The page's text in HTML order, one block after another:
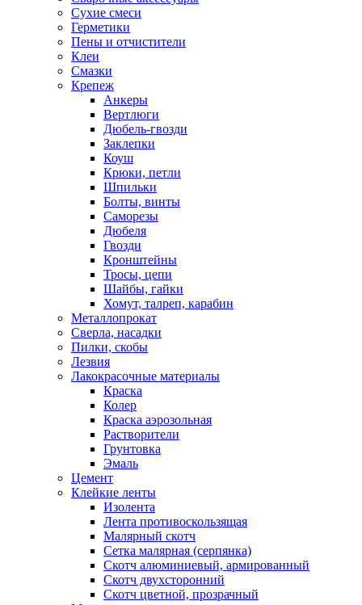
Сухие смеси
Герметики
Пены и отчистители
Клеи
Смазки
Крепеж
Анкеры
Вертлюги
Дюбель-гвозди
Заклепки
Коуш
Крюки, петли
Шпильки
Болты, винты
Саморезы
Дюбеля
Гвозди
Кронштейны
Тросы, цепи
Шайбы, гайки
Хомут, талреп, карабин
Металлопрокат
Сверла, насадки
Пилки, скобы
Лезвия
Лакокрасочные материалы
Краска
Колер
Краска аэрозольная
Растворители
Грунтовка
Эмаль
Цемент
Клейкие ленты
Изолента
Лента противоскользящая
Малярный скотч
Сетка малярная (серпянка)
Скотч алюминиевый, армированный
Скотч двухсторонний
Скотч цветной, прозрачный